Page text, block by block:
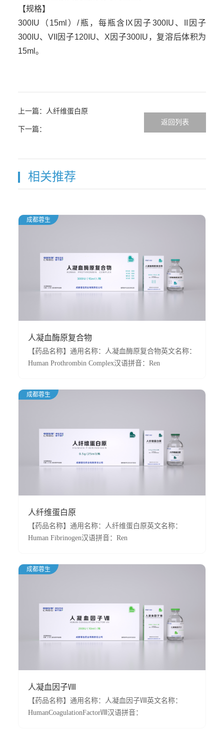
【规格】
300IU（15ml）/瓶，每瓶含IX因子300IU、II因子
300IU、VII因子120IU、X因子300IU，复溶后体积为
15ml。
上一篇：人纤维蛋白原
下一篇：
返回列表
相关推荐
成都蓉生
人凝血酶原复合物
【药品名称】通用名称：人凝血酶原复合物英文名称：
Human Prothrombin Complex汉语拼音：Ren
成都蓉生
人纤维蛋白原
【药品名称】通用名称：人纤维蛋白原英文名称：
Human Fibrinogen汉语拼音：Ren
成都蓉生
人凝血因子Ⅷ
【药品名称】通用名称：人凝血因子Ⅷ英文名称：
HumanCoagulationFactorⅧ汉语拼音：